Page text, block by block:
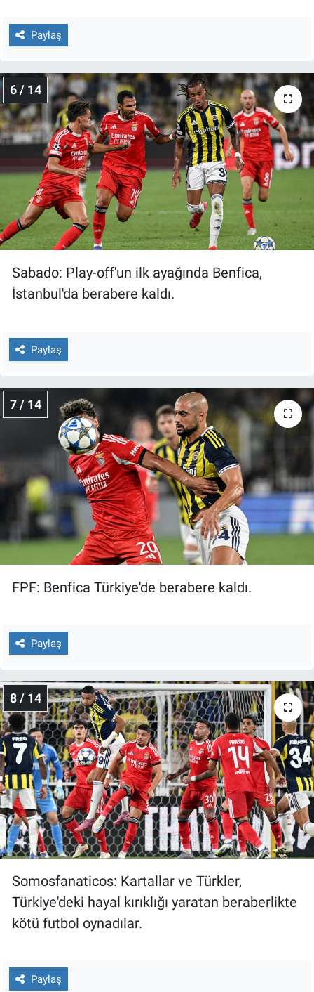
Paylaş
6 / 14
Sabado: Play-off'un ilk ayağında Benfica,
İstanbul'da berabere kaldı.
Paylaş
7 / 14
FPF: Benfica Türkiye'de berabere kaldı.
Paylaş
8 / 14
Somosfanaticos: Kartallar ve Türkler,
Türkiye'deki hayal kırıklığı yaratan beraberlikte
kötü futbol oynadılar.
Paylaş